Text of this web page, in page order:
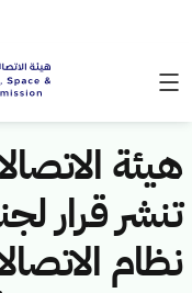
هيئة
تنشر قرار
نظام